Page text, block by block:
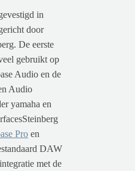
in
door
De eerste
gebruikt op
Audio en de
Audio
yamaha en
Pro en
DAW
met de